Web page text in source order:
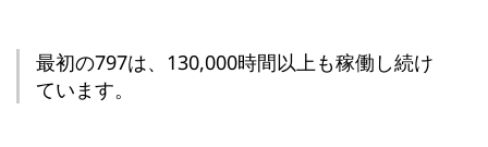
最初の797は、130,000時間以上も稼働し続け
ています。